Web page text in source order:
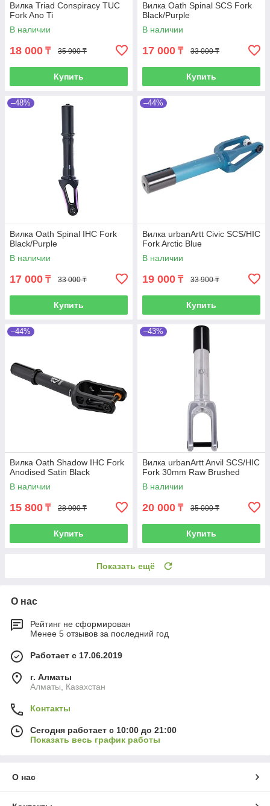
Вилка Triad Conspiracy TUC
Fork Ano Ti
В наличии
18 000 ₸ 35 900 ₸
Купить
Вилка Oath Spinal SCS Fork
Black/Purple
В наличии
17 000 ₸ 33 000 ₸
Купить
–48%
Вилка Oath Spinal IHC Fork
Black/Purple
В наличии
17 000 ₸ 33 000 ₸
Купить
–44%
Вилка urbanArtt Civic SCS/HIC
Fork Arctic Blue
В наличии
19 000 ₸ 33 900 ₸
Купить
–44%
Вилка Oath Shadow IHC Fork
Anodised Satin Black
В наличии
15 800 ₸ 28 000 ₸
Купить
–43%
Вилка urbanArtt Anvil SCS/HIC
Fork 30mm Raw Brushed
В наличии
20 000 ₸ 35 000 ₸
Купить
Показать ещё
О нас
Рейтинг не сформирован
Менее 5 отзывов за последний год
Работает с 17.06.2019
г. Алматы
Алматы, Казахстан
Контакты
Сегодня работает с 10:00 до 21:00
Показать весь график работы
О нас